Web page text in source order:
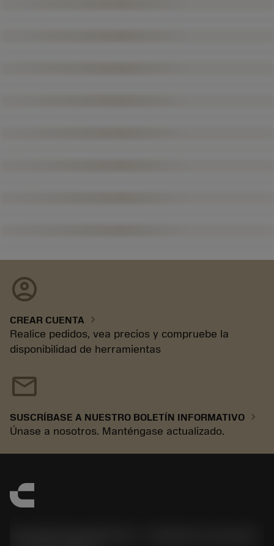
account_circle
CREAR CUENTA chevron_right
Realice pedidos, vea precios y compruebe la
disponibilidad de herramientas
mail
SUSCRÍBASE A NUESTRO BOLETÍN INFORMATIVO chevron_right
Únase a nosotros. Manténgase actualizado.